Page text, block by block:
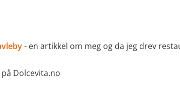
- en artikkel om meg og da jeg drev
Dolcevita.no